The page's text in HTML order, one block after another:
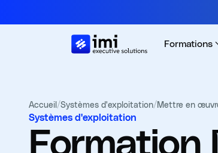
Formations
Accueil/Systèmes d'exploitation/Mettre en
Systèmes d'exploitation
Formation